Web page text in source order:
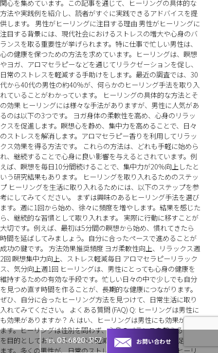
TEL 03-6820-3157 お問い合わせ
関心を集めています。この記事を通じて、ヒーリングの具体的な
方法や実践例を紹介し、読者がすぐに実践できるアドバイスを提
供します。 男性がヒーリングに注目する理由 男性がヒーリングに
注目する背景には、現代社会におけるストレスの増大や心身のバ
ランスを取る重要性が挙げられます。特に仕事で忙しい男性は、
心の健康を保つための方法を求めています。ヒーリングは、瞑想
やヨガ、アロマセラピーなどを通じてリラクゼーションを促し、
日常のストレスを軽減する手助けをします。最近の調査では、30
代から40代の男性の約40%が、何らかのヒーリング手法を取り入
れていることがわかっています。 ヒーリングの具体的な方法とそ
の効果 ヒーリングには様々な手法がありますが、男性に人気があ
るのは以下の3つです。 ヨガ身体の柔軟性を高め、心身のリラッ
クスを促進します。瞑想心を静め、集中力を高めることで、日々
のストレスを解消します。アロマセラピー香りを利用してリラッ
クス効果を得る方法です。 これらの方法は、どれも手軽に始めら
れ、継続することで心身に良い影響を与えるとされています。例
えば、瞑想を毎日10分間続けることで、集中力が20%向上したと
いう研究結果もあります。 ヒーリングを取り入れるためのステッ
プ ヒーリングを生活に取り入れるためには、以下のステップを参
考にしてみてください。 まずは興味のあるヒーリング手法を選び
ます。週に1回から始め、徐々に頻度を増やします。結果を感じた
ら、継続的な習慣として取り入れます。 実際に行動に移すことが
大切です。例えば、最初は5分間の瞑想から始め、慣れてきたら
時間を延ばしてみましょう。自分に合ったペースで進めることが
成功の鍵です。 方法効果推奨頻度 ヨガ柔軟性向上、リラックス週
2回 瞑想集中力向上、ストレス軽減毎日 アロマセラピーリラック
ス、気分向上週1回 ヒーリングは、男性にとっても心身の健康を
維持するための有効な手段です。忙しい日々の中で少しでも自分
を見つめ直す時間を作ることが、長期的な健康につながります。
ぜひ、自分に合ったヒーリング方法を見つけて、日常生活に取り
入れてみてください。 よくある質問 (FAQ) Q: ヒーリングは男性に
も効果がありますか？ A: はい、ヒーリングは男性にも効果があり
ます。ヒーリングは性別を問わず、心身のバランスを整えること
を目的としており、ストレスの軽減やリラクゼーションを促進し
ます。多くの男性が、日常のストレスからの解放を求めてヒーリ